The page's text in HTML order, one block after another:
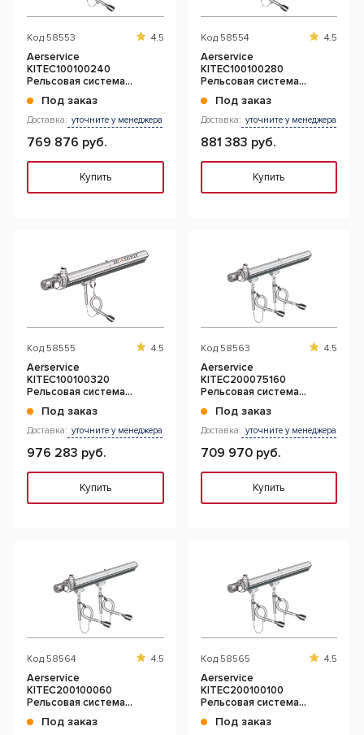
Код 58553 4.5
Aerservice
KITEC100100240
Рельсовая система
кареткой 100 мм.
Под заказ
Доставка: уточните у менеджера
769 876 руб.
Купить
Код 58554 4.5
Aerservice
KITEC100100280
Рельсовая система
кареткой 100 мм.
Под заказ
Доставка: уточните у менеджера
881 383 руб.
Купить
Код 58555 4.5
Aerservice
KITEC100100320
Рельсовая система
кареткой 100 мм.
Под заказ
Доставка: уточните у менеджера
976 283 руб.
Купить
Код 58563 4.5
Aerservice
KITEC200075160
Рельсовая система
каретками 75 мм.
Под заказ
Доставка: уточните у менеджера
709 970 руб.
Купить
Код 58564 4.5
Aerservice
KITEC200100060
Рельсовая система
каретками 100 мм.
Под заказ
Код 58565 4.5
Aerservice
KITEC200100100
Рельсовая система
каретками 100 мм.
Под заказ